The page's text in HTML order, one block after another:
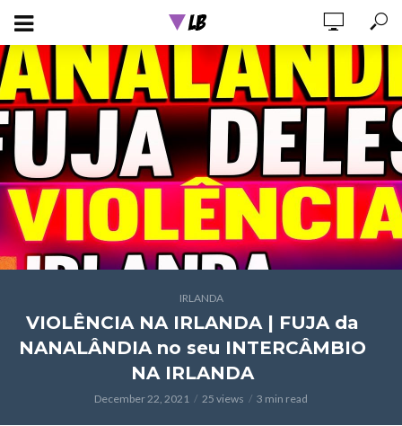
IRLANDA
VIOLÊNCIA NA IRLANDA | FUJA da
NANALÂNDIA no seu INTERCÂMBIO
NA IRLANDA
December 22, 2021 25 views 3 min read